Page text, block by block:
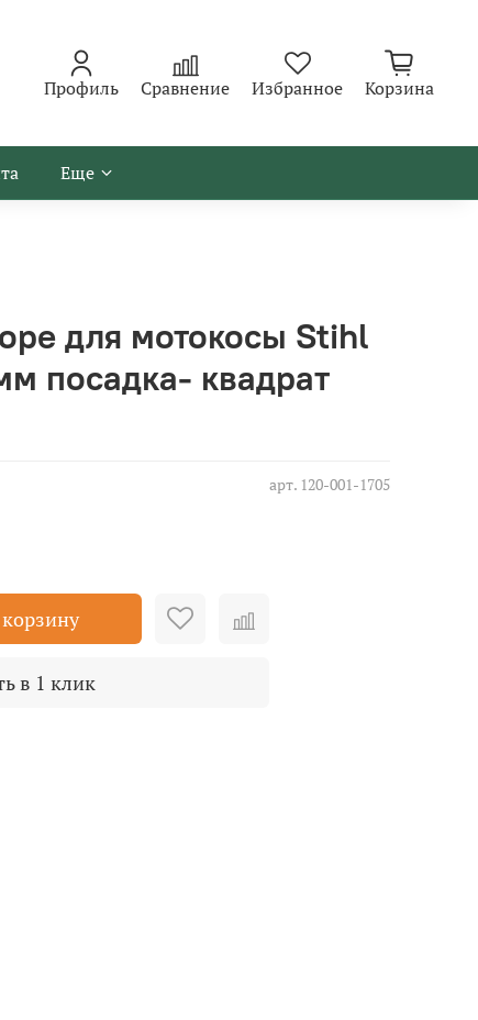
Профиль Сравнение Избранное Корзина
Еще
арт. 120-001-1705
для мотокосы Stihl
посадка- квадрат
в 1 клик